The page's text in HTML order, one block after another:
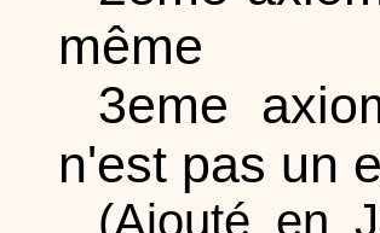
même
3eme
n'est pas un
(Ajouté en